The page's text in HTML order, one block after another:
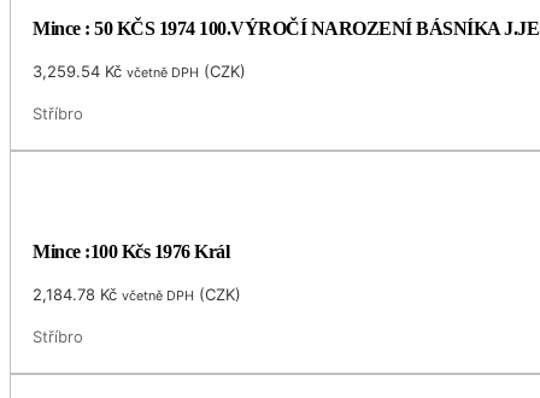
Mince : 50 KČS 1974 100.VÝROČÍ NAROZENÍ BÁSNÍKA
3,259.54 Kč včetně DPH (CZK)
Stříbro
Mince :100 Kčs 1976 Král
2,184.78 Kč včetně DPH (CZK)
Stříbro